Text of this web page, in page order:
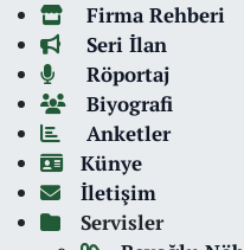
Firma Rehberi
Seri İlan
Röportaj
Biyografi
Anketler
Künye
İletişim
Servisler